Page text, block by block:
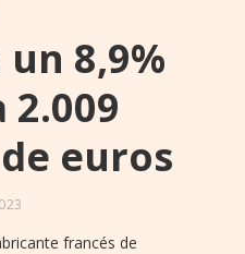
8,9%
2.009
euros
francés de